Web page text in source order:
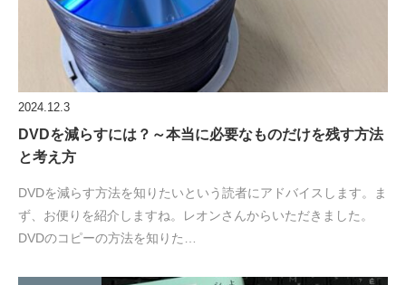
2024.12.3
DVDを減らすには？～本当に必要なものだけを残す方法
と考え方
DVDを減らす方法を知りたいという読者にアドバイスします。ま
ず、お便りを紹介しますね。レオンさんからいただきました。
DVDのコピーの方法を知りた…